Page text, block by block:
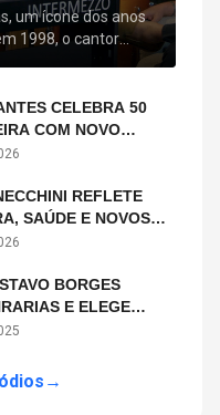
QUERER" E
um ícone dos anos
1998, o cantor
disco, "A
anos mais tarde:
Em 2026, o astro
CELEBRA 50
COM NOVO
E TURNÊ
REFLETE
SAÚDE E NOVOS
NO ALPHA
BORGES
E ELEGE
O MAIOR ATLETA DA
→